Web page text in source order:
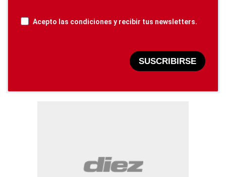
Acepto las condiciones y recibir tus newsletters.
SUSCRIBIRSE